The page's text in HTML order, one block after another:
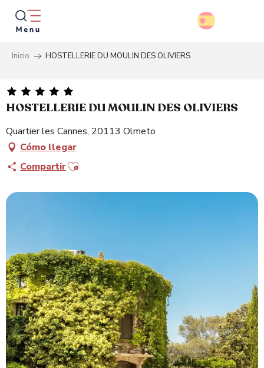
Aller
contenu
principal
Inicio HOSTELLERIE DU MOULIN DES OLIVIERS
HOSTELLERIE DU MOULIN DES OLIVIERS
Quartier les Cannes, 20113 Olmeto
Cómo llegar
CompartirAjouter aux favoris